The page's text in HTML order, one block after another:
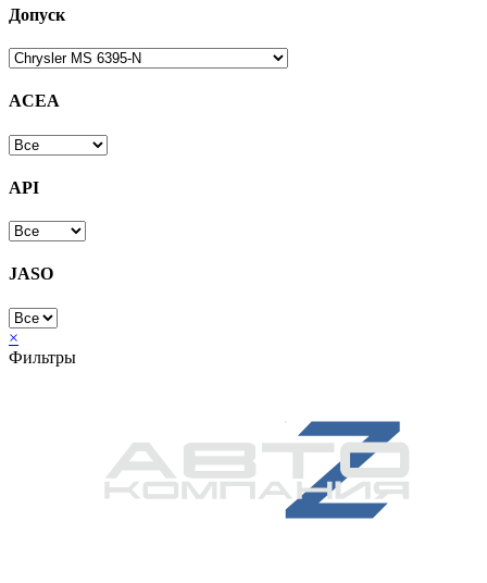
Допуск
ACEA
API
JASO
×
Фильтры